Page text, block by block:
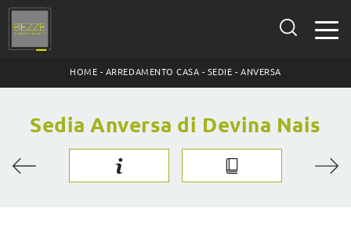
HOME - ARREDAMENTO CASA - SEDIE -ANVERSA
Sedia Anversa di Devina Nais